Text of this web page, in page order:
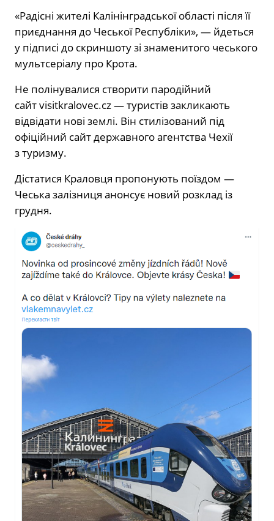
«Радісні жителі Калінінградської області після її
приєднання до Чеської Республіки», — йдеться
у підписі до скриншоту зі знаменитого чеського
мультсеріалу про Крота.
Не полінувалися створити пародійний
сайт visitkralovec.cz — туристів закликають
відвідати нові землі. Він стилізований під
офіційний сайт державного агентства Чехії
з туризму.
Дістатися Краловця пропонують поїздом —
Чеська залізниця анонсує новий розклад із
грудня.